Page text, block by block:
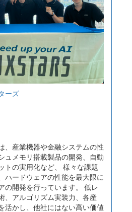
ーズ
、産業機器や金融システムの性
ュメモリ搭載製品の開発、自動
トの実用化など、 様々な課題
ハードウェアの性能を最大限に
の開発を行っています。 低レ
、アルゴリズム実装力、各産
活かし、他社にはない高い価値